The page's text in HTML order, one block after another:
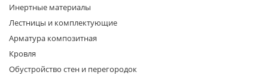
Инертные материалы
Лестницы и комплектующие
Арматура композитная
Кровля
Обустройство стен и перегородок